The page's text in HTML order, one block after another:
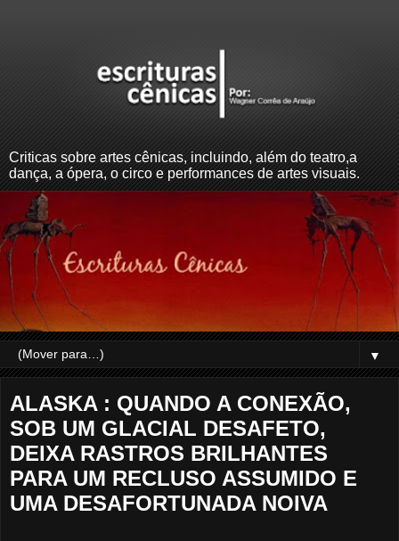
Criticas sobre artes cênicas, incluindo, além do teatro,a
dança, a ópera, o circo e performances de artes visuais.
▼
ALASKA : QUANDO A CONEXÃO,
SOB UM GLACIAL DESAFETO,
DEIXA RASTROS BRILHANTES
PARA UM RECLUSO ASSUMIDO E
UMA DESAFORTUNADA NOIVA